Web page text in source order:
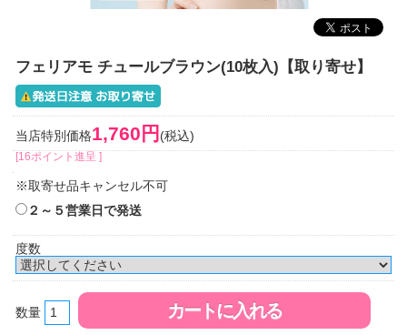
フェリアモ チュールブラウン(10枚入)【取り寄せ】
当店特別価格1,760円 (税込)
[16ポイント進呈 ]
※取寄せ品キャンセル不可
２～５営業日で発送
度数
数量